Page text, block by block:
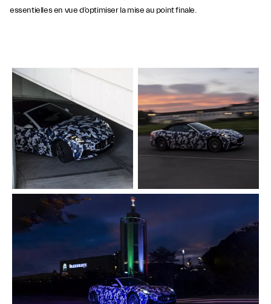
essentielles en vue d’optimiser la mise au point finale.